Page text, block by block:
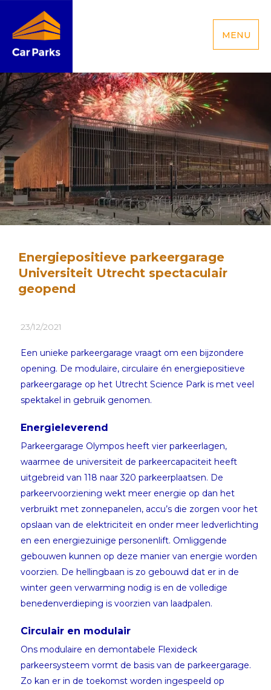
MENU
Energiepositieve parkeergarage
Universiteit Utrecht spectaculair
geopend
23/12/2021
Een unieke parkeergarage vraagt om een bijzondere
opening. De modulaire, circulaire én energiepositieve
parkeergarage op het Utrecht Science Park is met veel
spektakel in gebruik genomen.
Energieleverend
Parkeergarage Olympos heeft vier parkeerlagen,
waarmee de universiteit de parkeercapaciteit heeft
uitgebreid van 118 naar 320 parkeerplaatsen. De
parkeervoorziening wekt meer energie op dan het
verbruikt met zonnepanelen, accu’s die zorgen voor het
opslaan van de elektriciteit en onder meer ledverlichting
en een energiezuinige personenlift. Omliggende
gebouwen kunnen op deze manier van energie worden
voorzien. De hellingbaan is zo gebouwd dat er in de
winter geen verwarming nodig is en de volledige
benedenverdieping is voorzien van laadpalen.
Circulair en modulair
Ons modulaire en demontabele Flexideck
parkeersysteem vormt de basis van de parkeergarage.
Zo kan er in de toekomst worden ingespeeld op